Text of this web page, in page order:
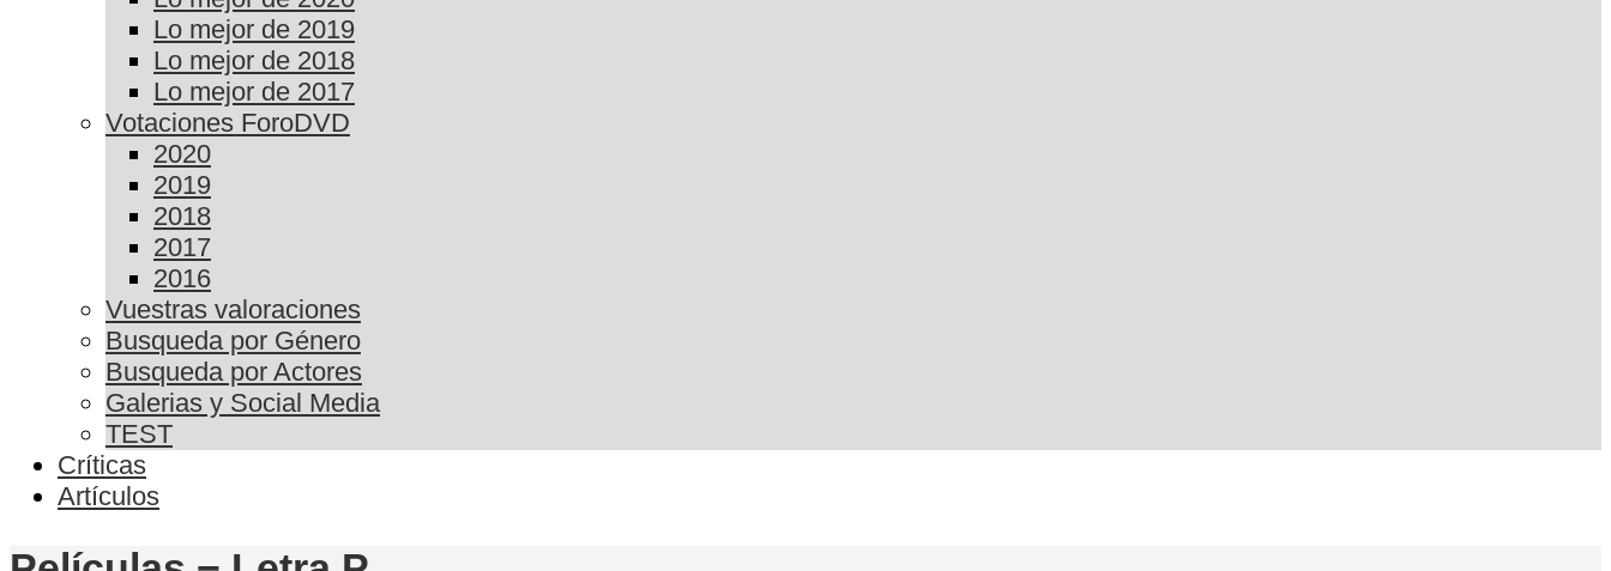
Lo mejor de 2019
Lo mejor de 2018
Lo mejor de 2017
Votaciones ForoDVD
2020
2019
2018
2017
2016
Vuestras valoraciones
Busqueda por Género
Busqueda por Actores
Galerias y Social Media
TEST
Críticas
Artículos